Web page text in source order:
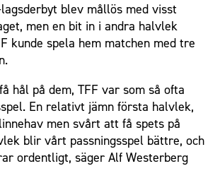
blev mållös med visst
men en bit in i andra halvlek
kunde spela hem matchen med tre
hål på dem, TFF var som så ofta
En relativt jämn första halvlek,
men svårt att få spets på
blir vårt passningsspel bättre, och
ordentligt, säger Alf Westerberg